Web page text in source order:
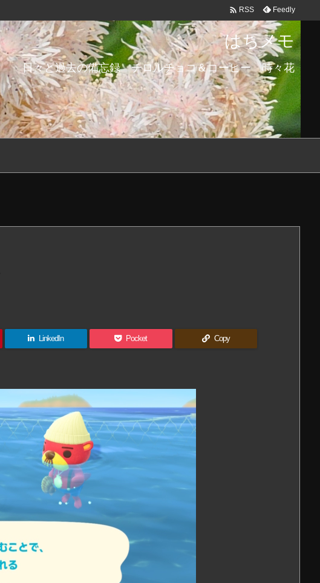
はちメモ
日々と過去の備忘録 チロルチョコ＆コーヒー 時々花
 RSS Feedly
LinkedIn Pocket Copy